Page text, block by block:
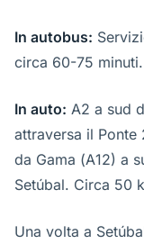
In autobus:
circa 60-75
In auto: A2 a sud
attraversa il Ponte
da Gama (A12) a
Setúbal. Circa 50
Una volta a